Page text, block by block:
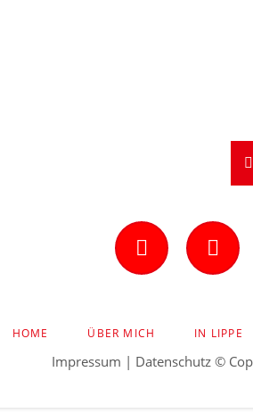
ÜBERSPRINGEN
HOME ÜBER MICH IN LIPPE
Impressum | Datenschutz ©